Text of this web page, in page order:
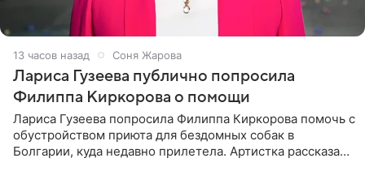
13 часов назад Соня Жарова
Лариса Гузеева публично попросила
Филиппа Киркорова о помощи
Лариса Гузеева попросила Филиппа Киркорова помочь с
обустройством приюта для бездомных собак в
Болгарии, куда недавно прилетела. Артистка рассказала